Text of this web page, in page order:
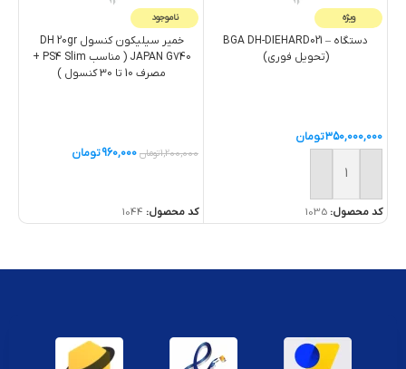
ویژه
دستگاه – BGA DH-DIEHARD021
(تحویل فوری)
350,000,000تومان
خرید
کد محصول: 1035
ناموجود
خمیر سيليکون کنسول DH 20gr
JAPAN G740 ( مناسب PS4 Slim +
مصرف 10 تا 30 کنسول )
1,200,000تومان 960,000تومان
کد محصول: 1044